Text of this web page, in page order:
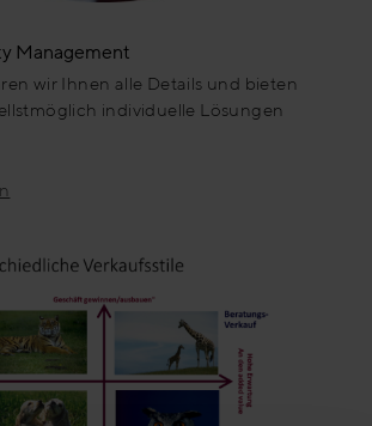
Management
wir Ihnen alle Details und bieten
individuelle Lösungen